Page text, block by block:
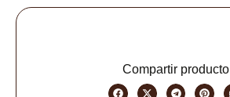
Compartir producto